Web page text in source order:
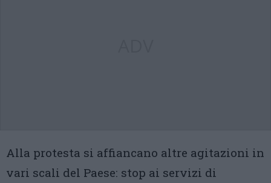
Alla protesta si affiancano altre agitazioni in
vari scali del Paese: stop ai servizi di